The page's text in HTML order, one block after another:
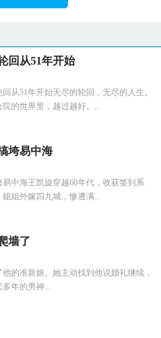
回从51年开始
从51年开始无尽的轮回，无尽的人生。
的世界里，越过越好。...
垮易中海
中海王凯旋穿越60年代，收获签到系
姐外嫁四九城，惨遭满...
墙了
的准新娘。她主动找到他说婚礼继续，
年的男神...